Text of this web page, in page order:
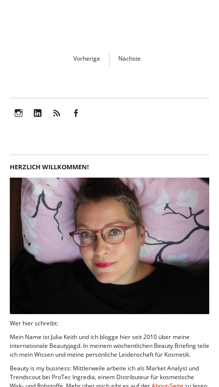
Vorherige Nächste
HERZLICH WILLKOMMEN!
Wer hier schreibt:
Mein Name ist Julia Keith und ich blogge hier seit 2010 über meine
internationale Beautyjagd. In meinem wöchentlichen Beauty Briefing teile
ich mein Wissen und meine persönliche Leidenschaft für Kosmetik.
Beauty is my business: Mittlerweile arbeite ich als Market Analyst und
Trendscout bei ProTec Ingredia, einem Distributeur für kosmetische